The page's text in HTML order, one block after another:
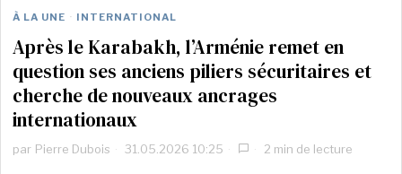
À LA UNE · INTERNATIONAL
Après le Karabakh, l’Arménie remet en
question ses anciens piliers sécuritaires et
cherche de nouveaux ancrages
internationaux
par Pierre Dubois 31.05.2026 10:25 2 min de lecture